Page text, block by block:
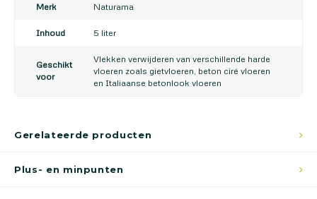
Merk Naturama
Inhoud 5 liter
Geschikt
voor
Vlekken verwijderen van verschillende harde
vloeren zoals gietvloeren, beton ciré vloeren
en Italiaanse betonlook vloeren
Gerelateerde producten
Plus- en minpunten